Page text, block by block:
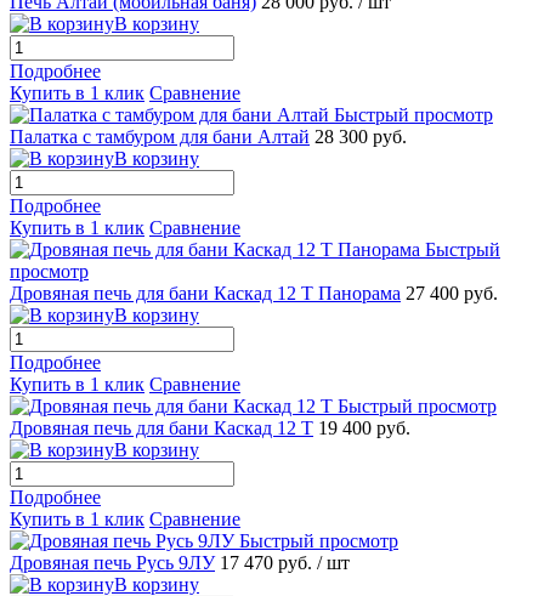
В корзину
Подробнее
Купить в 1 клик Сравнение
Быстрый просмотр
Палатка с тамбуром для бани Алтай 28 300 руб.
В корзину
Подробнее
Купить в 1 клик Сравнение
Быстрый
просмотр
Дровяная печь для бани Каскад 12 Т Панорама 27 400 руб.
В корзину
Подробнее
Купить в 1 клик Сравнение
Быстрый просмотр
Дровяная печь для бани Каскад 12 Т 19 400 руб.
В корзину
Подробнее
Купить в 1 клик Сравнение
Быстрый просмотр
Дровяная печь Русь 9ЛУ 17 470 руб. / шт
В корзину